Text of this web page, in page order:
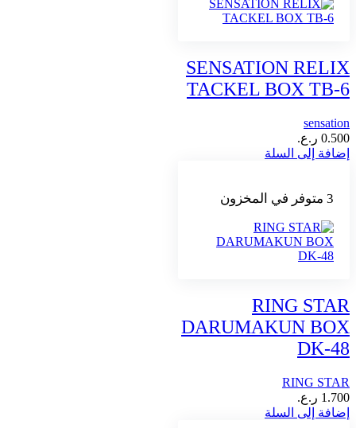
SENSATION RELIX
TACKEL BOX TB-6
sensation
0.500 ر.ع.
إضافة إلى السلة
3 متوفر في المخزون
RING STAR
DARUMAKUN BOX
DK-48
RING STAR
1.700 ر.ع.
إضافة إلى السلة